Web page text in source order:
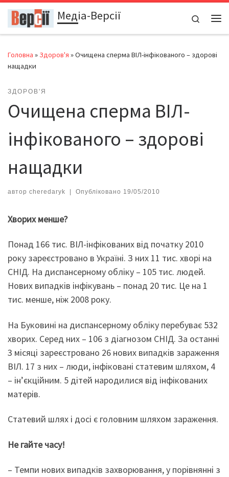
Перейти до вмістуМедіа-Версії
Search
Головна » Здоров'я »Очищена сперма ВІЛ-інфікованого – здорові
нащадки
ЗДОРОВ'Я
Очищена сперма ВІЛ-
інфікованого – здорові
нащадки
автор cheredaryk | Опубліковано 19/05/2010
Хворих менше?
Понад 166 тис. ВІЛ-інфікованих від початку 2010
року зареєстровано в Україні. З них 11 тис. хворі на
СНІД. На диспансерному обліку – 105 тис. людей.
Нових випадків інфікувань – понад 20 тис. Це на 1
тис. менше, ніж 2008 року.
На Буковині на диспансерному обліку перебуває 532
хворих. Серед них – 106 з діагнозом СНІД. За останні
3 місяці зареєстровано 26 нових випадків зараження
ВІЛ. 17 з них – люди, інфіковані статевим шляхом, 4
– ін’єкційним. 5 дітей народилися від інфікованих
матерів.
Статевий шлях і досі є головним шляхом зараження.
Не гайте часу!
– Темпи нових випадків захворювання, у порівнянні з